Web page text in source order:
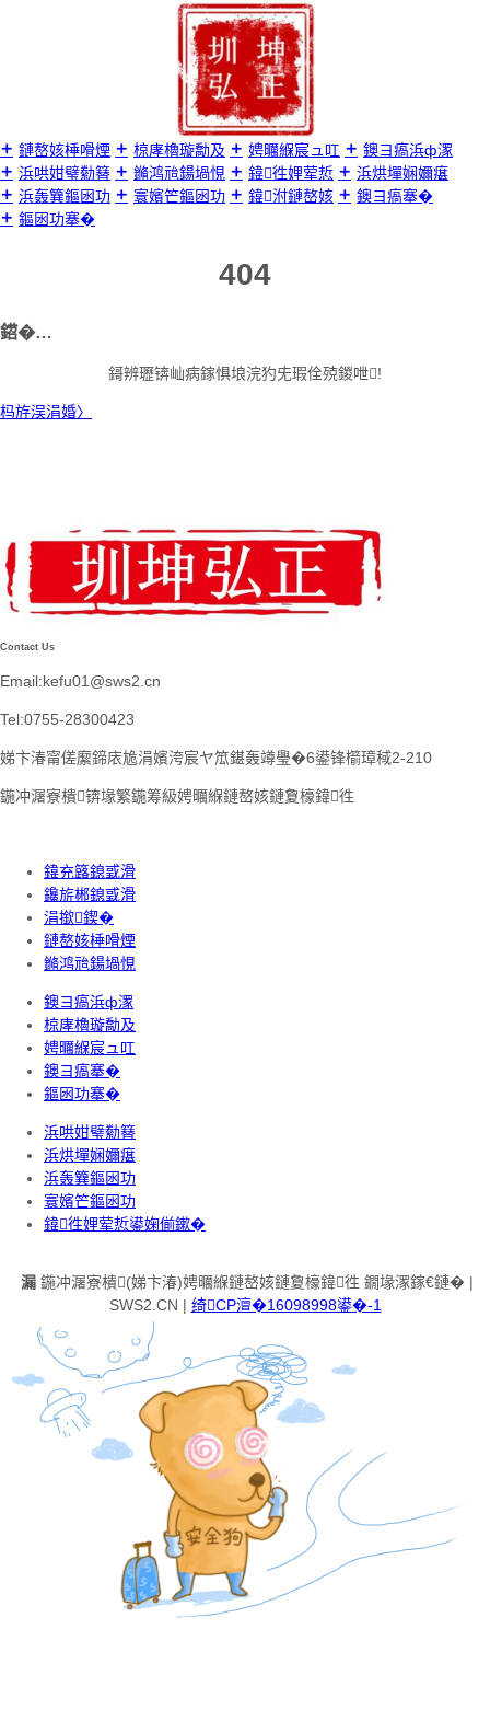
鏈嶅姟棰嗗煙
椋庨櫓璇勪及 娉曞緥宸ュ叿
鐭ヨ瘑浜ф潈
浜哄姏璧勬簮
鏅鸿兘鍚堝悓 鍏徃娌荤悊
浜烘墠娴嬭瘎
浜轰簨鏂囦功
寰嬪笀鏂囦功 鍏泭鏈嶅姟
鐭ヨ瘑搴�
鏂囦功搴�
404
鍣�…
鎶辨瓑锛屾病鎵惧埌浣犳兂瑕佺殑鍐呭!
杩斿洖涓婚〉
Contact Us
Email:kefu01@sws2.cn
Tel:0755-28300423
娣卞湷甯傞緳鍗庡尯涓嬪洿宸ヤ笟鍖轰竴璺�6鍙锋櫤璋稢2-210
鍦冲潳寮樻锛堟繁鍦筹級娉曞緥鏈嶅姟鏈夐檺鍏徃
鍏充簬鎴戜滑
鑱旂郴鎴戜滑
涓撳鍥�
鏈嶅姟棰嗗煙
鏅鸿兘鍚堝悓
鐭ヨ瘑浜ф潈
椋庨櫓璇勪及
娉曞緥宸ュ叿
鐭ヨ瘑搴�
鏂囦功搴�
浜哄姏璧勬簮
浜烘墠娴嬭瘎
浜轰簨鏂囦功
寰嬪笀鏂囦功
鍏徃娌荤悊鍙婅偂鏉�
漏 鍦冲潳寮樻(娣卞湷)娉曞緥鏈嶅姟鏈夐檺鍏徃 鐗堟潈鎵€鏈� |
SWS2.CN | 绮CP澶�16098998鍙�-1